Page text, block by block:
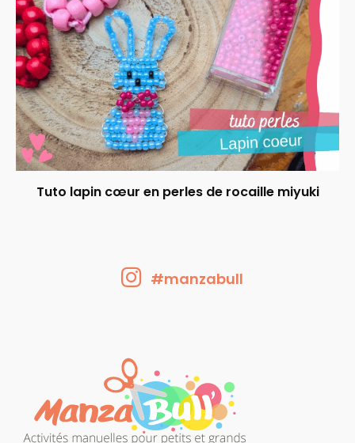
Tuto lapin cœur en perles de rocaille miyuki
#manzabull